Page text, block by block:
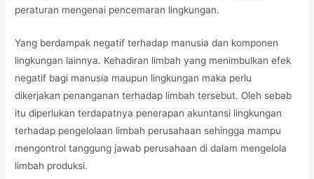
peraturan mengenai pencemaran lingkungan.
Yang berdampak negatif terhadap manusia dan komponen
lingkungan lainnya. Kehadiran limbah yang menimbulkan efek
negatif bagi manusia maupun lingkungan maka perlu
dikerjakan penanganan terhadap limbah tersebut. Oleh sebab
itu diperlukan terdapatnya penerapan akuntansi lingkungan
terhadap pengelolaan limbah perusahaan sehingga mampu
mengontrol tanggung jawab perusahaan di dalam mengelola
limbah produksi.